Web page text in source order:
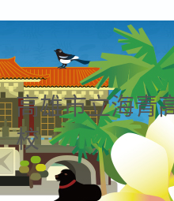
高雄市立海青
校